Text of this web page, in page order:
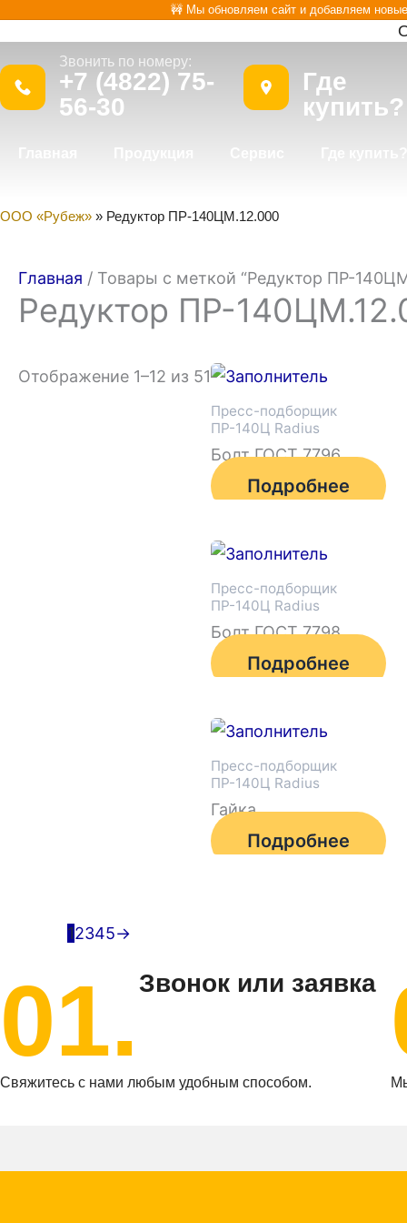
к
содержимому
🚧 Мы обновляем сайт и добавляем
Звонить по номеру:
+7 (4822) 75-
56-30
Где
купить?
ООО «Рубеж» » Редуктор ПР-140ЦМ.12.000
Главная / Товары с меткой “Редуктор ПР-
Редуктор ПР-
Отображение 1–12 из 51
Пресс-подборщик
ПР-140Ц Radius
Болт ГОСТ 7796
Подробнее
Пресс-подборщик
ПР-140Ц Radius
Болт ГОСТ 7798
Подробнее
Пресс-подборщик
ПР-140Ц Radius
Гайка
Подробнее
12345→
01. Звонок или заявка
Свяжитесь с нами любым удобным способом.